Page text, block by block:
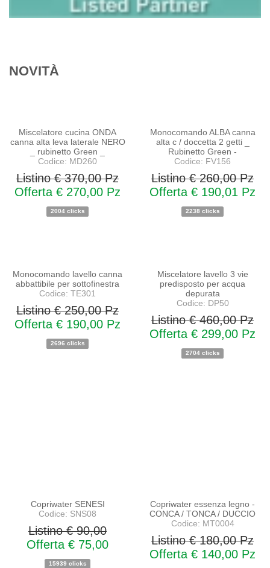
NOVITÀ
Miscelatore cucina ONDA
canna alta leva laterale NERO
_ rubinetto Green _
Codice: MD260
Listino € 370,00 Pz
Offerta € 270,00 Pz
2004 clicks
Monocomando ALBA canna
alta c / doccetta 2 getti _
Rubinetto Green -
Codice: FV156
Listino € 260,00 Pz
Offerta € 190,01 Pz
2238 clicks
Monocomando lavello canna
abbattibile per sottofinestra
Codice: TE301
Listino € 250,00 Pz
Offerta € 190,00 Pz
2696 clicks
Miscelatore lavello 3 vie
predisposto per acqua
depurata
Codice: DP50
Listino € 460,00 Pz
Offerta € 299,00 Pz
2704 clicks
Copriwater SENESI
Codice: SNS08
Listino € 90,00
Offerta € 75,00
15939 clicks
Copriwater essenza legno -
CONCA / TONCA / DUCCIO
Codice: MT0004
Listino € 180,00 Pz
Offerta € 140,00 Pz